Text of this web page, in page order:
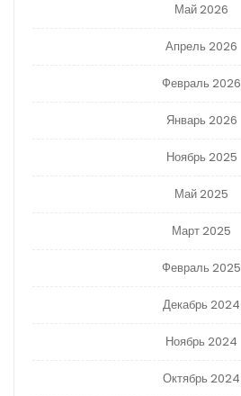
Май 2026
Апрель 2026
Февраль 2026
Январь 2026
Ноябрь 2025
Май 2025
Март 2025
Февраль 2025
Декабрь 2024
Ноябрь 2024
Октябрь 2024